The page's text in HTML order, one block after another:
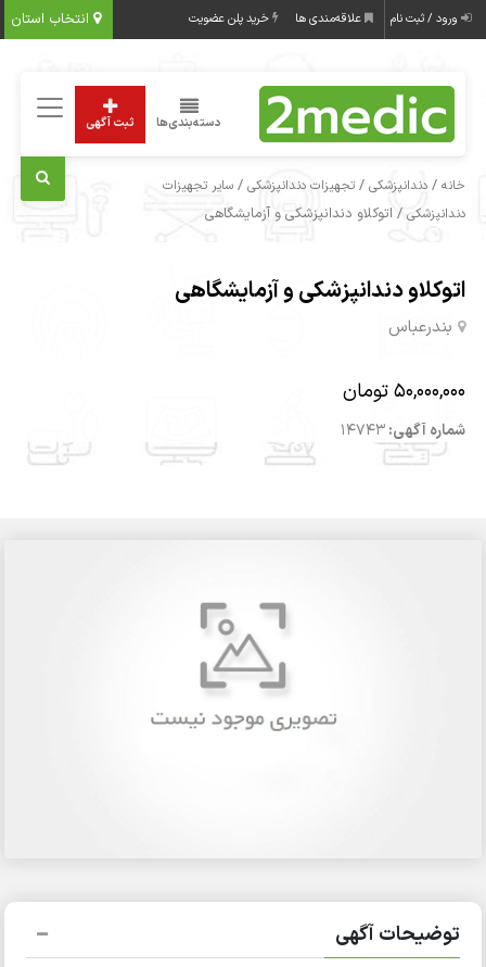
انتخاب استان ورود / ثبت نام علاقه‌مندی ها خرید پلن عضویت
دسته‌بندی‌ها ثبت آگهی
خانه /دندانپزشکی /تجهیزات دندانپزشکی /سایر تجهیزات
دندانپزشکی / اتوکلاو دندانپزشکی و آزمایشگاهی
اتوکلاو دندانپزشکی و آزمایشگاهی
بندرعباس
50,000,000 تومان
شماره آگهی:14743
توضیحات آگهی